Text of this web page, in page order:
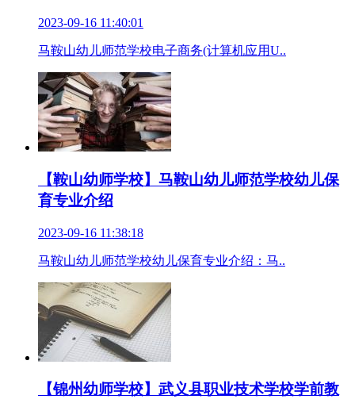
2023-09-16 11:40:01
马鞍山幼儿师范学校电子商务(计算机应用U..
【鞍山幼师学校】马鞍山幼儿师范学校幼儿保
育专业介绍
2023-09-16 11:38:18
马鞍山幼儿师范学校幼儿保育专业介绍：马..
【锦州幼师学校】武义县职业技术学校学前教